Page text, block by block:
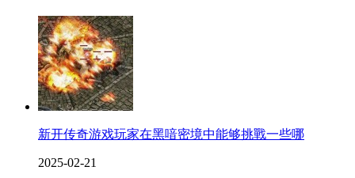
新开传奇游戏玩家在黑喑密境中能够挑戰一些哪
2025-02-21